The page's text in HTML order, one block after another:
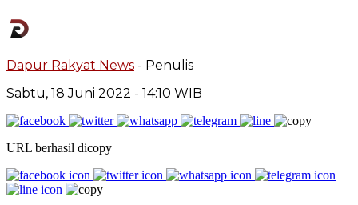
Dapur Rakyat News - Penulis
Sabtu, 18 Juni 2022 - 14:10 WIB
URL berhasil dicopy